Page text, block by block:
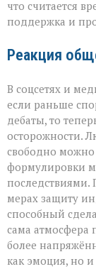
что считается
поддержка и
Реакция
В соцсетях и
если раньше
дебаты, то
осторожности.
свободно можно
формулировки
последствиями.
мерах защиту
способный
сама атмосфера
более
как эмоция, но